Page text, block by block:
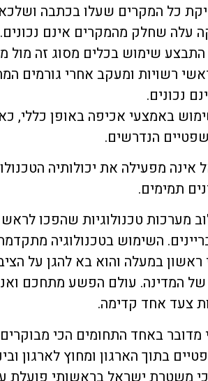
כל המקרים שעלו בכתבה
עלה שחלק מהמקרים אינם נכונים.
שימוש בכלים מסוג זה מול
רשויות ומעקב אחרי גורמים
נכונים.
באמצעי אכיפה באופן כללי,
הנדרשים.
מפעילה את יכולותיה
תמימים.
מערכות טכנולוגיות שהפכו
השימוש בטכנולוגיה
ראשון במעלה והוא בא להגן על
של המדינה. עולם הפשע מתחכם
צעד אחד קדימה.
מדובר באחד התחומים הכי
בתוך הארגון ומחוץ לארגון
משטרת ישראל בראשותי פועלת